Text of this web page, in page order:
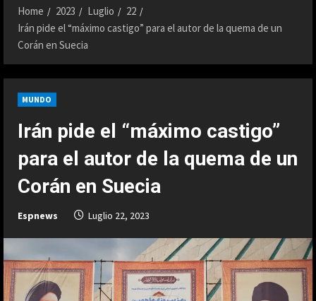
Home 2023 Luglio
22
Irán pide el “máximo castigo” para el autor de la quema de un
Corán en Suecia
MUNDO
Irán pide el “máximo castigo”
para el autor de la quema de un
Corán en Suecia
Espnews Luglio 22, 2023